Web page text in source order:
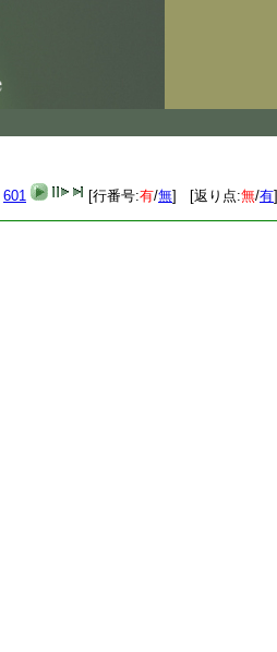
601 [行番号:有/無] [返り点:無/有]